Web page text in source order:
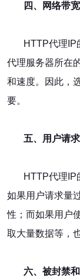
四、网络带宽
HTTP代理IP
代理服务器所在
和速度。因此，
要。
五、用户请
HTTP代理IP
如果用户请求量
性；而如果用户
取大量数据等，
六、被封禁